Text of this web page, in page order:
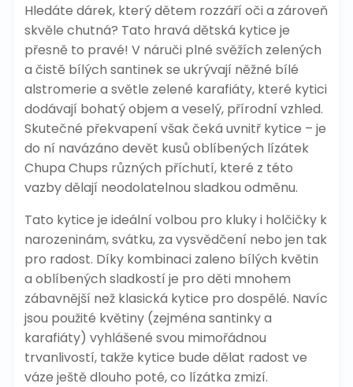
Hledáte dárek, který dětem rozzáří oči a zároveň
skvěle chutná? Tato hravá dětská kytice je
přesně to pravé! V náruči plné svěžích zelených
a čistě bílých santinek se ukrývají něžné bílé
alstromerie a světle zelené karafiáty, které kytici
dodávají bohatý objem a veselý, přírodní vzhled.
Skutečné překvapení však čeká uvnitř kytice – je
do ní navázáno devět kusů oblíbených lízátek
Chupa Chups různých příchutí, které z této
vazby dělají neodolatelnou sladkou odměnu.
Tato kytice je ideální volbou pro kluky i holčičky k
narozeninám, svátku, za vysvědčení nebo jen tak
pro radost. Díky kombinaci zaleno bílých květin
a oblíbených sladkostí je pro děti mnohem
zábavnější než klasická kytice pro dospělé. Navíc
jsou použité květiny (zejména santinky a
karafiáty) vyhlášené svou mimořádnou
trvanlivostí, takže kytice bude dělat radost ve
váze ještě dlouho poté, co lízátka zmizí.